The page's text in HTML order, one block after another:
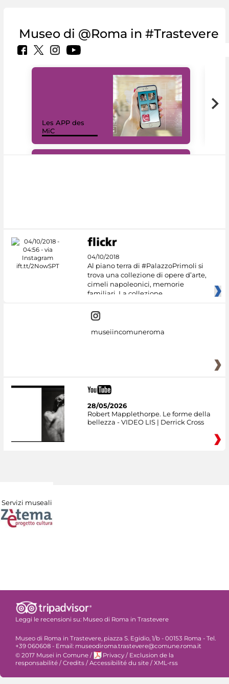
Museo di @Roma in #Trastevere
Les APP des
MiC
04/10/2018
Al piano terra di #PalazzoPrimoli si
trova una collezione di opere d’arte,
cimeli napoleonici, memorie
familiari. La collezione
museiincomuneroma
28/05/2026
Robert Mapplethorpe. Le forme della
bellezza - VIDEO LIS | Derrick Cross
Servizi museali
Leggi le recensioni su: Museo di Roma in Trastevere
Museo di Roma in Trastevere, piazza S. Egidio, 1/b - 00153 Roma - Tel.
+39 060608 - Email: museodiroma.trastevere@comune.roma.it
© 2017 Musei in Comune / Privacy / Exclusion de la
responsabilité / Credits / Accessibilité du site / XML-rss